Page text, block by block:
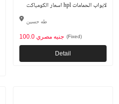
اسعار الكومباكت hpl لابواب الحمامات
طه حسين
100.0 جنيه مصري (Fixed)
Detail